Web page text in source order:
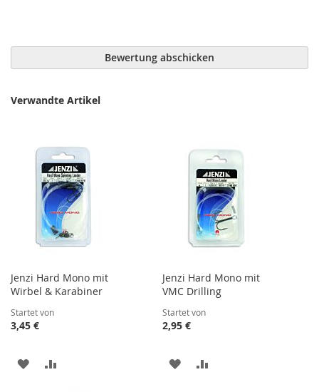
Bewertung abschicken
Verwandte Artikel
Jenzi Hard Mono mit
Wirbel & Karabiner
Startet von
3,45 €
ZUR
Jenzi Hard Mono mit
VMC Drilling
Startet von
2,95 €
ZUR